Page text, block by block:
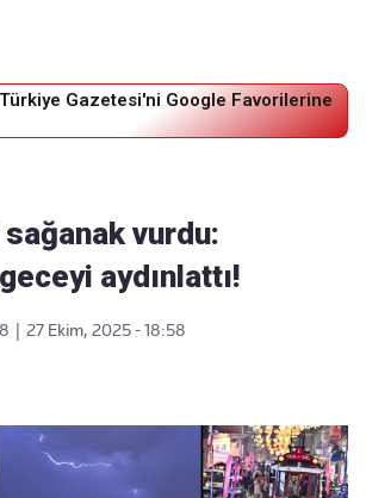
Gazetesi'ni Google Favorilerine
vurdu:
aydınlattı!
27 Ekim, 2025 - 18:58